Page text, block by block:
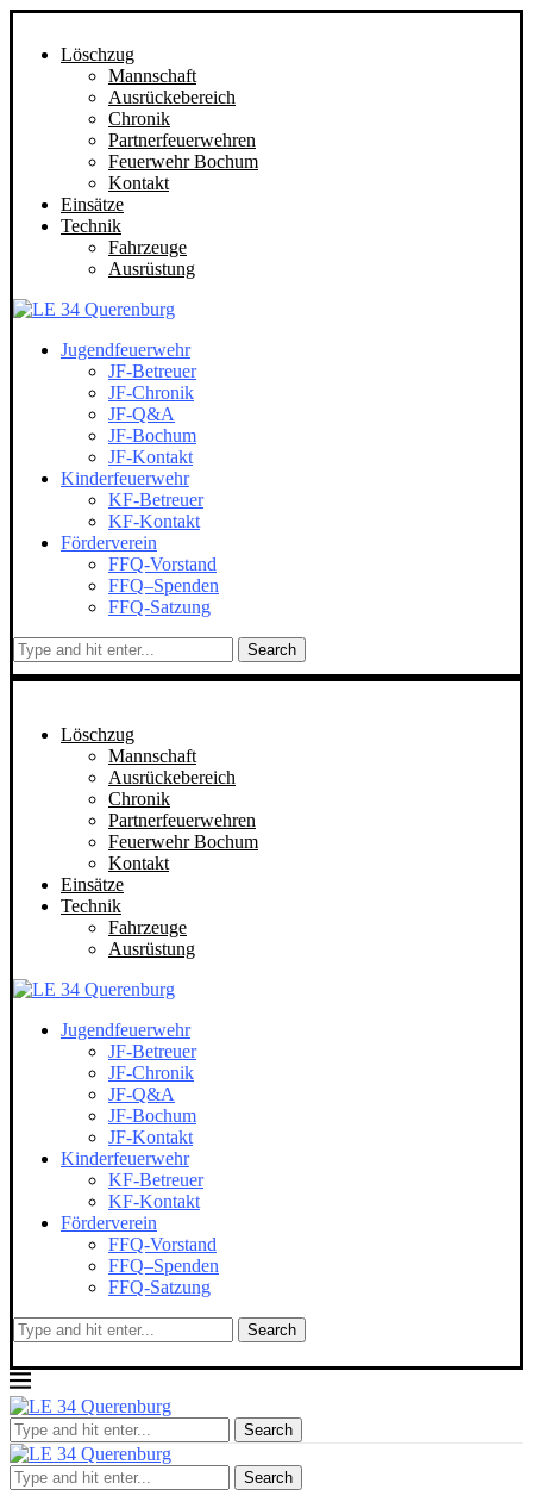
Löschzug
Mannschaft
Ausrückebereich
Chronik
Partnerfeuerwehren
Feuerwehr Bochum
Kontakt
Einsätze
Technik
Fahrzeuge
Ausrüstung
Jugendfeuerwehr
JF-Betreuer
JF-Chronik
JF-Q&A
JF-Bochum
JF-Kontakt
Kinderfeuerwehr
KF-Betreuer
KF-Kontakt
Förderverein
FFQ-Vorstand
FFQ–Spenden
FFQ-Satzung
Search
Löschzug
Mannschaft
Ausrückebereich
Chronik
Partnerfeuerwehren
Feuerwehr Bochum
Kontakt
Einsätze
Technik
Fahrzeuge
Ausrüstung
Jugendfeuerwehr
JF-Betreuer
JF-Chronik
JF-Q&A
JF-Bochum
JF-Kontakt
Kinderfeuerwehr
KF-Betreuer
KF-Kontakt
Förderverein
FFQ-Vorstand
FFQ–Spenden
FFQ-Satzung
Search
Search
Search